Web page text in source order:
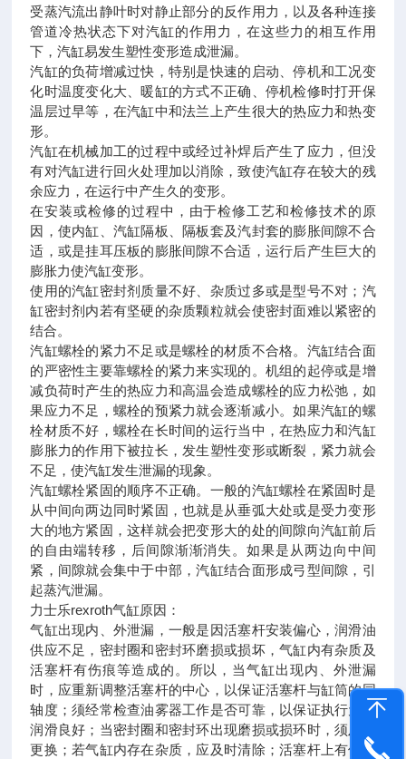
受蒸汽流出静叶时对静止部分的反作用力，以及各种连接
管道冷热状态下对汽缸的作用力，在这些力的相互作用
下，汽缸易发生塑性变形造成泄漏。
汽缸的负荷增减过快，特别是快速的启动、停机和工况变
化时温度变化大、暖缸的方式不正确、停机检修时打开保
温层过早等，在汽缸中和法兰上产生很大的热应力和热变
形。
汽缸在机械加工的过程中或经过补焊后产生了应力，但没
有对汽缸进行回火处理加以消除，致使汽缸存在较大的残
余应力，在运行中产生久的变形。
在安装或检修的过程中，由于检修工艺和检修技术的原
因，使内缸、汽缸隔板、隔板套及汽封套的膨胀间隙不合
适，或是挂耳压板的膨胀间隙不合适，运行后产生巨大的
膨胀力使汽缸变形。
使用的汽缸密封剂质量不好、杂质过多或是型号不对；汽
缸密封剂内若有坚硬的杂质颗粒就会使密封面难以紧密的
结合。
汽缸螺栓的紧力不足或是螺栓的材质不合格。汽缸结合面
的严密性主要靠螺栓的紧力来实现的。机组的起停或是增
减负荷时产生的热应力和高温会造成螺栓的应力松弛，如
果应力不足，螺栓的预紧力就会逐渐减小。如果汽缸的螺
栓材质不好，螺栓在长时间的运行当中，在热应力和汽缸
膨胀力的作用下被拉长，发生塑性变形或断裂，紧力就会
不足，使汽缸发生泄漏的现象。
汽缸螺栓紧固的顺序不正确。一般的汽缸螺栓在紧固时是
从中间向两边同时紧固，也就是从垂弧大处或是受力变形
大的地方紧固，这样就会把变形大的处的间隙向汽缸前后
的自由端转移，后间隙渐渐消失。如果是从两边向中间
紧，间隙就会集中于中部，汽缸结合面形成弓型间隙，引
起蒸汽泄漏。
力士乐rexroth气缸原因：
气缸出现内、外泄漏，一般是因活塞杆安装偏心，润滑油
供应不足，密封圈和密封环磨损或损坏，气缸内有杂质及
活塞杆有伤痕等造成的。所以，当气缸出现内、外泄漏
时，应重新调整活塞杆的中心，以保证活塞杆与缸筒的同
轴度；须经常检查油雾器工作是否可靠，以保证执行元件
润滑良好；当密封圈和密封环出现磨损或损环时，须及时
更换；若气缸内存在杂质，应及时清除；活塞杆上有伤痕